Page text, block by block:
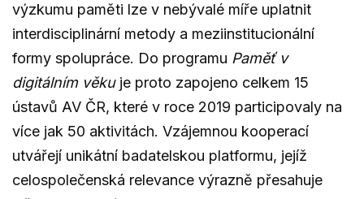
výzkumu paměti lze v nebývalé míře uplatnit
interdisciplinární metody a meziinstitucionální
formy spolupráce. Do programu Paměť v
digitálním věku je proto zapojeno celkem 15
ústavů AV ČR, které v roce 2019 participovaly na
více jak 50 aktivitách. Vzájemnou kooperací
utvářejí unikátní badatelskou platformu, jejíž
celospolečenská relevance výrazně přesahuje